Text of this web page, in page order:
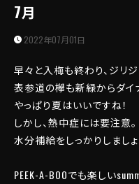
7月
2022年07月01日
早々と入梅も終わり、ジリ
表参道の欅も新緑からダイ
やっぱり夏はいいですね！
しかし、熱中症には要注意。
水分補給をしっかりしましょ
PEEK-A-BOOでも楽しい